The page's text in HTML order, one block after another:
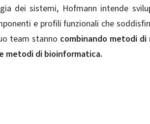
dei sistemi, Hofmann intende
e profili funzionali che
team stanno combinando metodi
metodi di bioinformatica.